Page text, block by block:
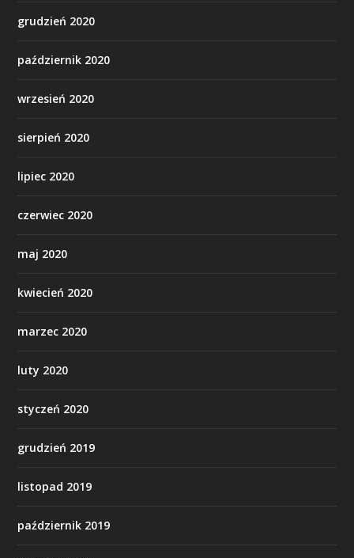
grudzień 2020
październik 2020
wrzesień 2020
sierpień 2020
lipiec 2020
czerwiec 2020
maj 2020
kwiecień 2020
marzec 2020
luty 2020
styczeń 2020
grudzień 2019
listopad 2019
październik 2019